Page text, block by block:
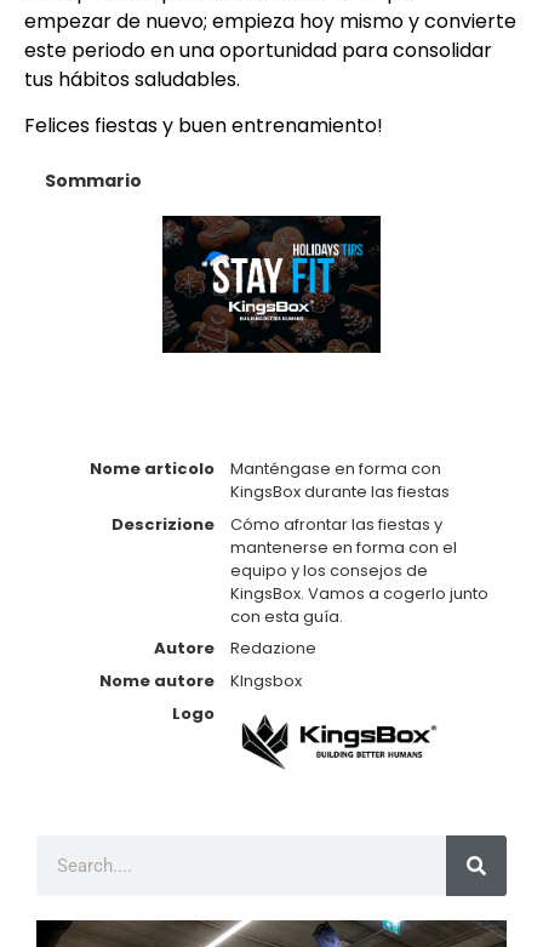
empezar de nuevo; empieza hoy mismo y convierte
este periodo en una oportunidad para consolidar
tus hábitos saludables.
Felices fiestas y buen entrenamiento!
Sommario
Nome articolo
Manténgase en forma con
KingsBox durante las fiestas
Descrizione
Cómo afrontar las fiestas y
mantenerse en forma con el
equipo y los consejos de
KingsBox. Vamos a cogerlo junto
con esta guía.
Autore
Redazione
Nome autore
KIngsbox
Logo